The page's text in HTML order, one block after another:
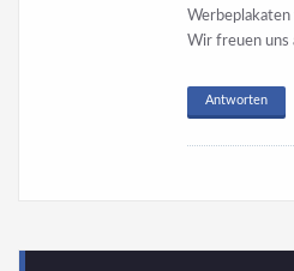
Wir freuen uns
Antworten